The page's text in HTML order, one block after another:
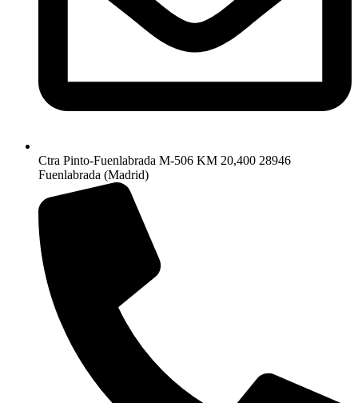
Ctra Pinto-Fuenlabrada M-506 KM 20,400 28946
Fuenlabrada (Madrid)